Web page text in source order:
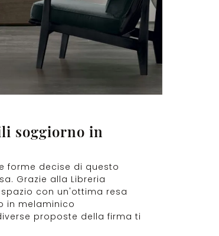
soggiorno in
forme decise di questo
Grazie alla Libreria
con un'ottima resa
in melaminico
proposte della firma ti